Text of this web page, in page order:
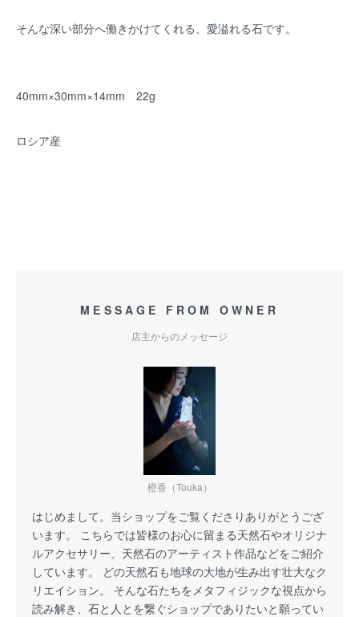
そんな深い部分へ働きかけてくれる、愛溢れる石です。
40mm×30mm×14mm 22g
ロシア産
MESSAGE FROM OWNER
店主からのメッセージ
橙香（Touka）
はじめまして。当ショップをご覧くださりありがとうござ
います。 こちらでは皆様のお心に留まる天然石やオリジナ
ルアクセサリー、天然石のアーティスト作品などをご紹介
しています。 どの天然石も地球の大地が生み出す壮大なク
リエイション。 そんな石たちをメタフィジックな視点から
読み解き、石と人とを繋ぐショップでありたいと願ってい